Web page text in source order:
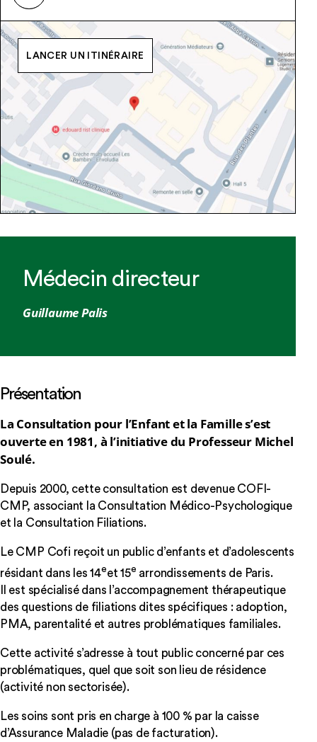
LANCER UN ITINÉRAIRE
Médecin directeur
Guillaume Palis
Présentation
La Consultation pour l’Enfant et la Famille s’est
ouverte en 1981, à l’initiative du Professeur Michel
Soulé.
Depuis 2000, cette consultation est devenue COFI-
CMP, associant la Consultation Médico-Psychologique
et la Consultation Filiations.
Le CMP Cofi reçoit un public d’enfants et d’adolescents
résidant dans les 14eet 15e arrondissements de Paris.
Il est spécialisé dans l’accompagnement thérapeutique
des questions de filiations dites spécifiques : adoption,
PMA, parentalité et autres problématiques familiales.
Cette activité s’adresse à tout public concerné par ces
problématiques, quel que soit son lieu de résidence
(activité non sectorisée).
Les soins sont pris en charge à 100 % par la caisse
d’Assurance Maladie (pas de facturation).